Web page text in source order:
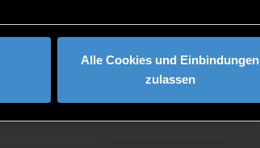
Alle Cookies und Einbindungen
zulassen